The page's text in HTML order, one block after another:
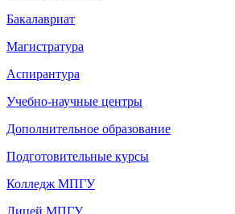
Бакалавриат
Магистратура
Аспирантура
Учебно-научные центры
Дополнительное образование
Подготовительные курсы
Колледж МПГУ
Лицей МПГУ